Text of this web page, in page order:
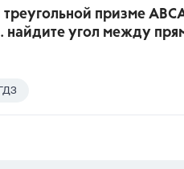
треугольной призме
найдите угол между